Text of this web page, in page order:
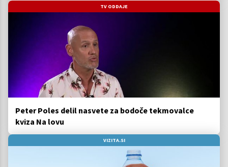
TV ODDAJE
Peter Poles delil nasvete za bodoče tekmovalce
kviza Na lovu
VIZITA.SI